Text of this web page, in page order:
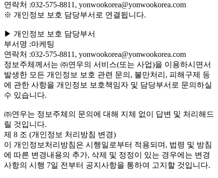
연락처 :032-575-8811, yonwookorea@yonwookorea.com
※ 개인정보 보호 담당부서로 연결됩니다.
▶ 개인정보 보호 담당부서
부서명 :마케팅
연락처 :032-575-8811, yonwookorea@yonwookorea.com
정보주체께서는 ㈜연우의 서비스(또는 사업)을 이용하시면서
발생한 모든 개인정보 보호 관련 문의, 불만처리, 피해구제 등
에 관한 사항을 개인정보 보호책임자 및 담당부서로 문의하실
수 있습니다.
㈜연우는 정보주체의 문의에 대해 지체 없이 답변 및 처리해드
릴 것입니다.
제 8 조 (개인정보 처리방침 변경)
이 개인정보처리방침은 시행일로부터 적용되며, 법령 및 방침
에 따른 변경내용의 추가, 삭제 및 정정이 있는 경우에는 변경
사항의 시행 7일 전부터 공지사항을 통하여 고지할 것입니다.